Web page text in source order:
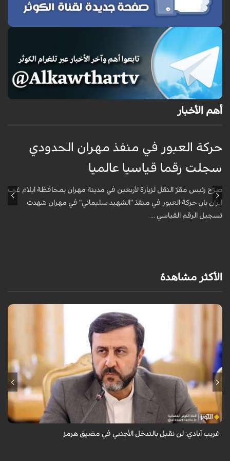
أهم الأخبار
حركة العبور في منفذ مهران الحدودي
سجلت رقما قياسيا عالميا
صرّح رئيس مقرّ النقل لزيارة لأربعين في مدينة مهران بمحافظة ايلام غرب
ايران بان حركة العبور في منفذ "الشهيد سليماني" في مهران شهدت
تسجيل الرقم القياسي ...
الأكثر مشاهدة
قال نائب وزير الخارجية الإيراني كاظم غريب آبادي، إن إيران لن تقبل بالتدخل
الأجنبي في مضيق هرمز.
غريب آبادي: لن نقبل بالتدخل الأجنبي في مضيق هرمز